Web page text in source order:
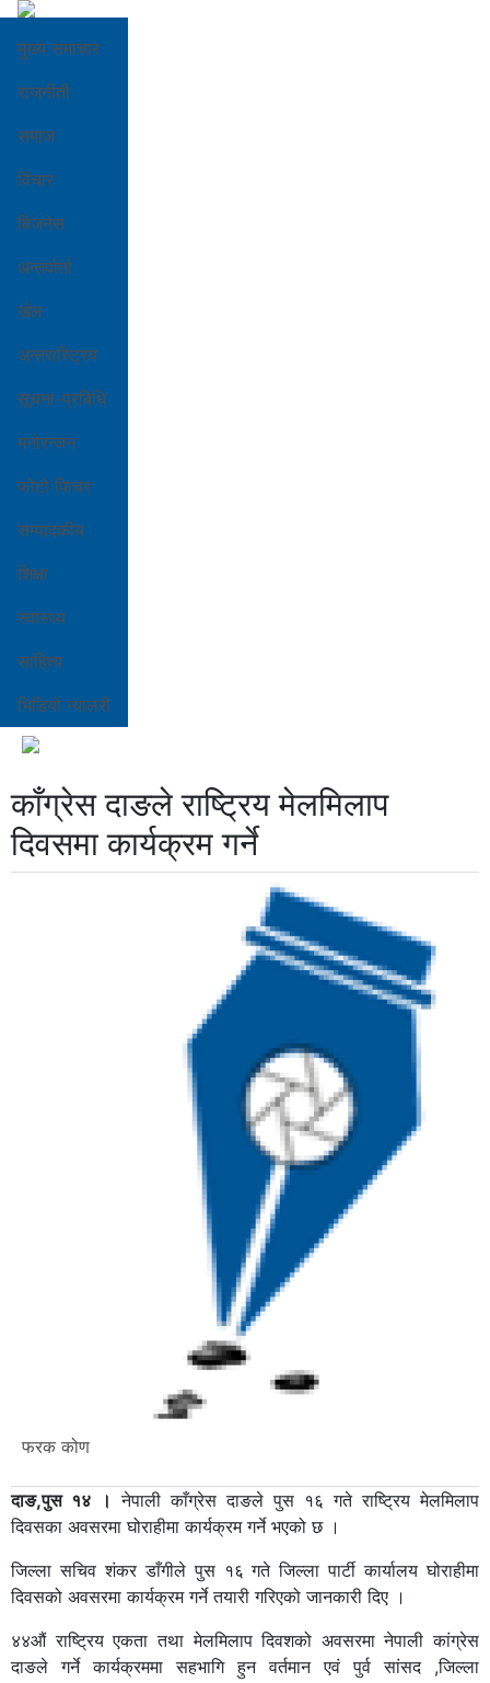
मुख्य समाचार
राजनीती
समाज
विचार
बिजनेस
अन्तर्वार्ता
खेल
अन्तरास्ट्रिय
सूचना-प्रबिधि
मनोरन्जन
फोटो फिचर
सम्पादकीय
शिक्षा
स्वास्थ्य
साहित्य
भिडियो ग्यालरी
काँग्रेस दाङले राष्ट्रिय मेलमिलाप
दिवसमा कार्यक्रम गर्ने
फरक कोण
दाङ,पुस १४ । नेपाली काँग्रेस दाङले पुस १६ गते राष्ट्रिय मेलमिलाप
दिवसका अवसरमा घोराहीमा कार्यक्रम गर्ने भएको छ ।
जिल्ला सचिव शंकर डाँगीले पुस १६ गते जिल्ला पार्टी कार्यालय घोराहीमा
दिवसको अवसरमा कार्यक्रम गर्ने तयारी गरिएको जानकारी दिए ।
४४औं राष्ट्रिय एकता तथा मेलमिलाप दिवशको अवसरमा नेपाली कांग्रेस
दाङले गर्ने कार्यक्रममा सहभागि हुन वर्तमान एवं पुर्व सांसद ,जिल्ला